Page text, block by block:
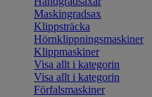
Maskingradsax
Klippsträcka
Hörnklippningsmaskiner
Klippmaskiner
Visa allt i kategorin
Visa allt i kategorin
Förfalsmaskiner